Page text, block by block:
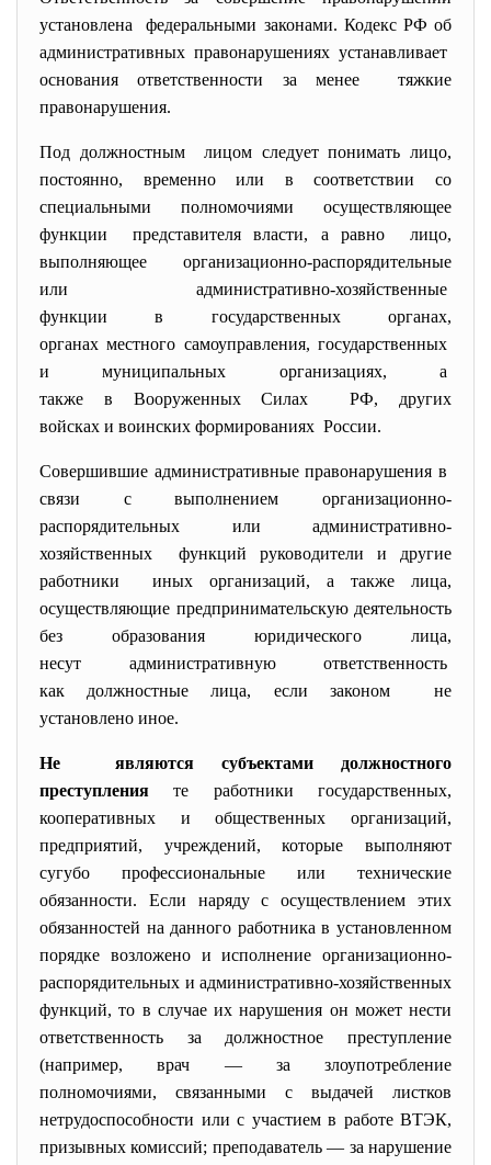
установлена федеральными законами. Кодекс РФ об
административных правонарушениях устанавливает
основания ответственности за менее тяжкие
правонарушения.
Под должностным лицом следует понимать лицо,
постоянно, временно или в соответствии со
специальными полномочиями осуществляющее
функции представителя власти, а равно лицо,
выполняющее организационно-распорядительные
или административно-хозяйственные
функции в государственных органах,
органах местного самоуправления, государственных
и муниципальных организациях, а
также в Вооруженных Силах РФ, других
войсках и воинских формированиях России.
Совершившие административные правонарушения в
связи с выполнением организационно-
распорядительных или административно-
хозяйственных функций руководители и другие
работники иных организаций, а также лица,
осуществляющие предпринимательскую деятельность
без образования юридического лица,
несут административную ответственность
как должностные лица, если законом не
установлено иное.
Не являются субъектами должностного
преступления те работники государственных,
кооперативных и общественных организаций,
предприятий, учреждений, которые выполняют
сугубо профессиональные или технические
обязанности. Если наряду с осуществлением этих
обязанностей на данного работника в установленном
порядке возложено и исполнение организационно-
распорядительных и административно-хозяйственных
функций, то в случае их нарушения он может нести
ответственность за должностное преступление
(например, врач — за злоупотребление
полномочиями, связанными с выдачей листков
нетрудоспособности или с участием в работе ВТЭК,
призывных комиссий; преподаватель — за нарушение